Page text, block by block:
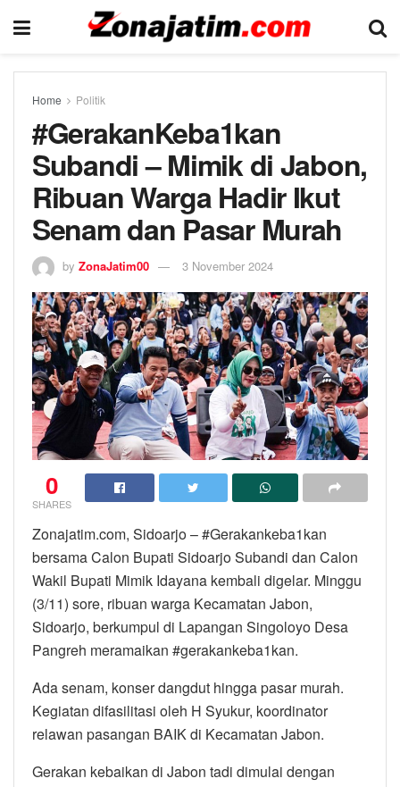
Home Politik
#GerakanKeba1kan
Subandi – Mimik di Jabon,
Ribuan Warga Hadir Ikut
Senam dan Pasar Murah
by ZonaJatim00 3 November 2024
0
SHARES
Zonajatim.com, Sidoarjo – #Gerakankeba1kan
bersama Calon Bupati Sidoarjo Subandi dan Calon
Wakil Bupati Mimik Idayana kembali digelar. Minggu
(3/11) sore, ribuan warga Kecamatan Jabon,
Sidoarjo, berkumpul di Lapangan Singoloyo Desa
Pangreh meramaikan #gerakankeba1kan.
Ada senam, konser dangdut hingga pasar murah.
Kegiatan difasilitasi oleh H Syukur, koordinator
relawan pasangan BAIK di Kecamatan Jabon.
Gerakan kebaikan di Jabon tadi dimulai dengan